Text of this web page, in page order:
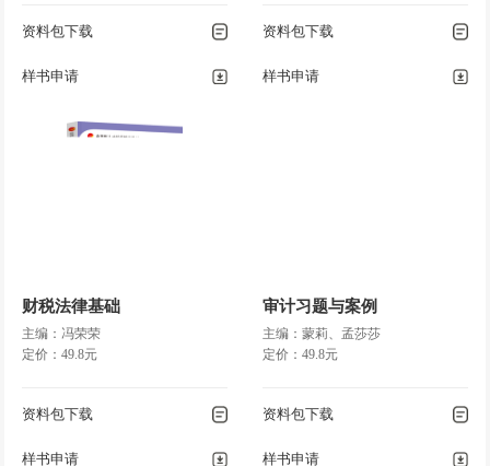
资料包下载
样书申请
资料包下载
样书申请
财税法律基础
主编：冯荣荣
定价：49.8元
资料包下载
样书申请
审计习题与案例
主编：蒙莉、孟莎莎
定价：49.8元
资料包下载
样书申请